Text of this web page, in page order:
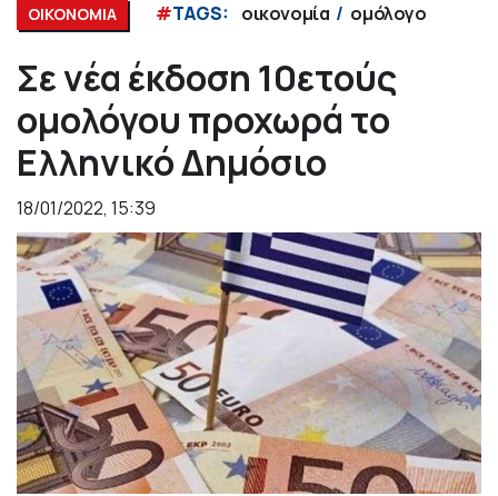
ΟΙΚΟΝΟΜΙΑ #TAGS: οικονομία ομόλογο
Σε νέα έκδοση 10ετούς
ομολόγου προχωρά το
Ελληνικό Δημόσιο
18/01/2022, 15:39